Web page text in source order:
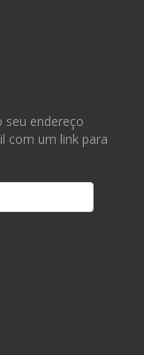
seu endereço
com um link para